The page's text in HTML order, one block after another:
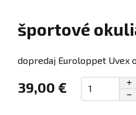
športové
dopredaj Euroloppet Uvex
39,00 €